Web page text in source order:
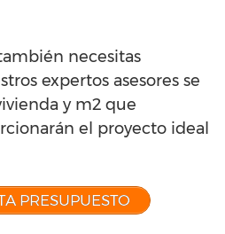
necesitas
expertos asesores se
y m2 que
el proyecto ideal
PRESUPUESTO